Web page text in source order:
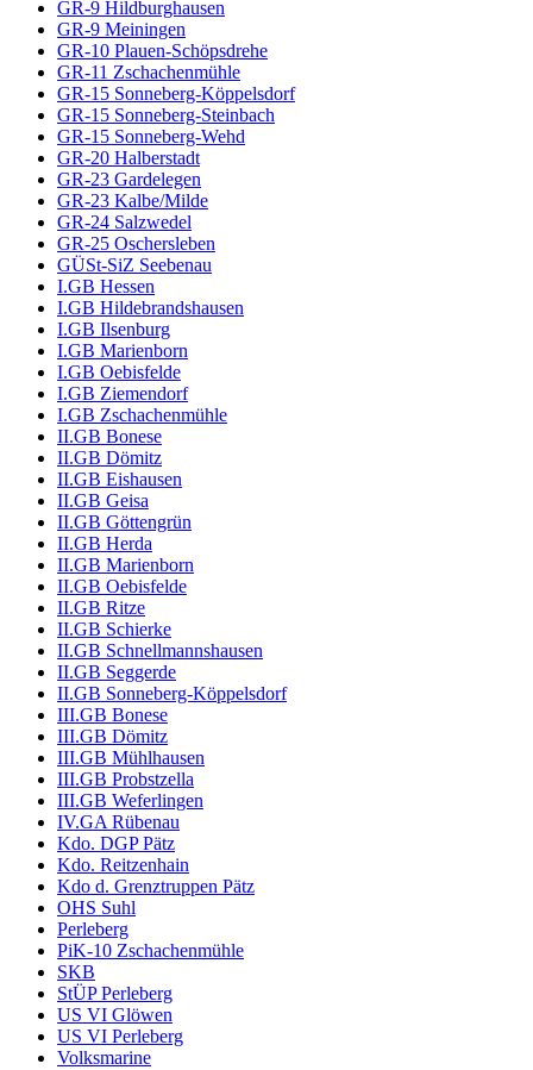
GR-9 Hildburghausen
GR-9 Meiningen
GR-10 Plauen-Schöpsdrehe
GR-11 Zschachenmühle
GR-15 Sonneberg-Köppelsdorf
GR-15 Sonneberg-Steinbach
GR-15 Sonneberg-Wehd
GR-20 Halberstadt
GR-23 Gardelegen
GR-23 Kalbe/Milde
GR-24 Salzwedel
GR-25 Oschersleben
GÜSt-SiZ Seebenau
I.GB Hessen
I.GB Hildebrandshausen
I.GB Ilsenburg
I.GB Marienborn
I.GB Oebisfelde
I.GB Ziemendorf
I.GB Zschachenmühle
II.GB Bonese
II.GB Dömitz
II.GB Eishausen
II.GB Geisa
II.GB Göttengrün
II.GB Herda
II.GB Marienborn
II.GB Oebisfelde
II.GB Ritze
II.GB Schierke
II.GB Schnellmannshausen
II.GB Seggerde
II.GB Sonneberg-Köppelsdorf
III.GB Bonese
III.GB Dömitz
III.GB Mühlhausen
III.GB Probstzella
III.GB Weferlingen
IV.GA Rübenau
Kdo. DGP Pätz
Kdo. Reitzenhain
Kdo d. Grenztruppen Pätz
OHS Suhl
Perleberg
PiK-10 Zschachenmühle
SKB
StÜP Perleberg
US VI Glöwen
US VI Perleberg
Volksmarine